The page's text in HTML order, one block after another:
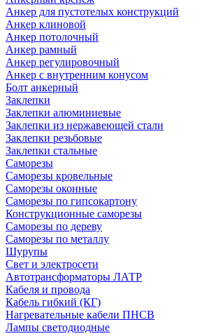
Анкер для пустотелых конструкций
Анкер клиновой
Анкер потолочный
Анкер рамный
Анкер регулировочный
Анкер с внутренним конусом
Болт анкерный
Заклепки
Заклепки алюминиевые
Заклепки из нержавеющей стали
Заклепки резьбовые
Заклепки стальные
Саморезы
Саморезы кровельные
Саморезы оконные
Саморезы по гипсокартону
Конструкционные саморезы
Саморезы по дереву
Саморезы по металлу
Шурупы
Свет и электросети
Автотрансформаторы ЛАТР
Кабеля и провода
Кабель гибкий (КГ)
Нагревательные кабели ПНСВ
Лампы светодиодные